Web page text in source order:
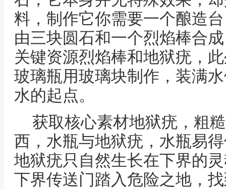
料，制作它你需要一个酿造
由三块圆石和一个烈焰棒合
关键资源烈焰棒和地狱疣，
玻璃瓶用玻璃块制作，装满
水的起点。
获取核心素材地狱疣，粗
西，水瓶与地狱疣，水瓶易
地狱疣只自然生长在下界的
下界传送门踏入危险之地，